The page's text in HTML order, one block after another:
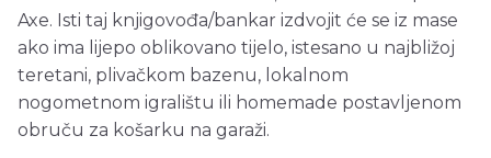
Axe. Isti taj knjigovođa/bankar izdvojit će se iz mase
ako ima lijepo oblikovano tijelo, istesano u najbližoj
teretani, plivačkom bazenu, lokalnom
nogometnom igralištu ili homemade postavljenom
obruču za košarku na garaži.